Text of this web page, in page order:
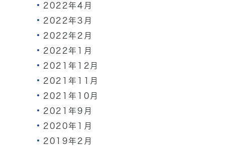
2022年4月
2022年3月
2022年2月
2022年1月
2021年12月
2021年11月
2021年10月
2021年9月
2020年1月
2019年2月